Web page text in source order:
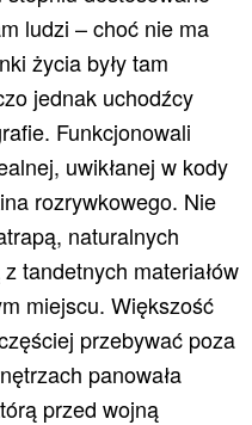
ludzi – choć nie ma
życia były tam
jednak uchodźcy
Funkcjonowali
uwikłanej w kody
rozrywkowego. Nie
naturalnych
tandetnych materiałów
miejscu. Większość
przebywać poza
panowała
przed wojną